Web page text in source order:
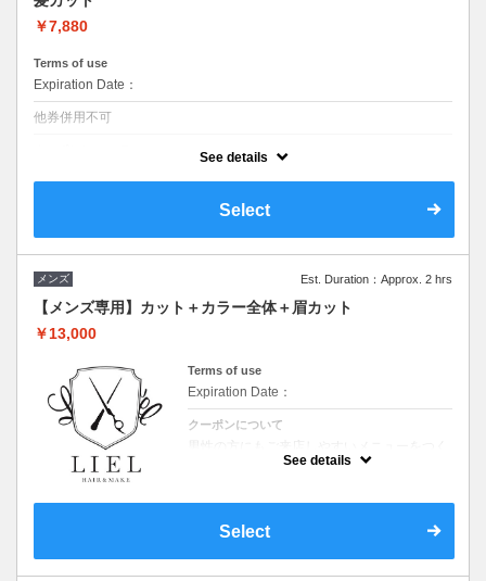
￥7,880
Terms of use
Expiration Date：
他券併用不可
ュー】つくりました！！◆シャンプー・ブロー込◆ロング料金なし
See details
Select
メンズ Est. Duration：Approx. 2 hrs
【メンズ専用】カット＋カラー全体＋眉カット
￥13,000
Terms of use
Expiration Date：
クーポンについて
りたいと思いこのコースを作りました。
See details
Select